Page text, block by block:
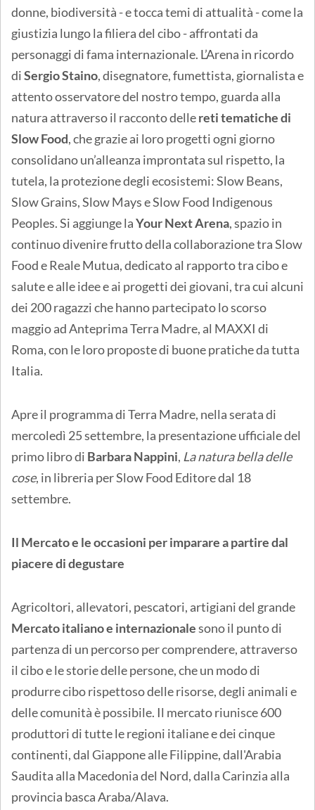
donne, biodiversità - e tocca temi di attualità - come la
giustizia lungo la filiera del cibo - affrontati da
personaggi di fama internazionale. L’Arena in ricordo
diSergio Staino, disegnatore, fumettista, giornalista e
attento osservatore del nostro tempo, guarda alla
natura attraverso il racconto dellereti tematiche di
Slow Food, che grazie ai loro progetti ogni giorno
consolidano un’alleanza improntata sul rispetto, la
tutela, la protezione degli ecosistemi: Slow Beans,
Slow Grains, Slow Mays e Slow Food Indigenous
Peoples. Si aggiunge laYour Next Arena, spazio in
continuo divenire frutto della collaborazione tra Slow
Food e Reale Mutua, dedicato al rapporto tra cibo e
salute e alle idee e ai progetti dei giovani, tra cui alcuni
dei 200 ragazzi che hanno partecipato lo scorso
maggio ad Anteprima Terra Madre, al MAXXI di
Roma, con le loro proposte di buone pratiche da tutta
Italia.
Apre il programma di Terra Madre, nella serata di
mercoledì 25 settembre, la presentazione ufficiale del
primo libro di Barbara Nappini, La natura bella delle
cose, in libreria per Slow Food Editore dal 18
settembre.
Il Mercato e le occasioni per imparare a partire dal
piacere di degustare
Agricoltori, allevatori, pescatori, artigiani del grande
Mercato italiano e internazionalesono il punto di
partenza di un percorso per comprendere, attraverso
il cibo e le storie delle persone, che un modo di
produrre cibo rispettoso delle risorse, degli animali e
delle comunità è possibile. Il mercato riunisce 600
produttori di tutte le regioni italiane e dei cinque
continenti, dal Giappone alle Filippine, dall'Arabia
Saudita alla Macedonia del Nord, dalla Carinzia alla
provincia basca Araba/Alava.